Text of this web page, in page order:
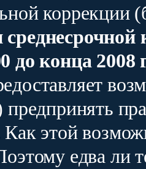
коррекции
до конца 2008
предпринять
этой
едва ли